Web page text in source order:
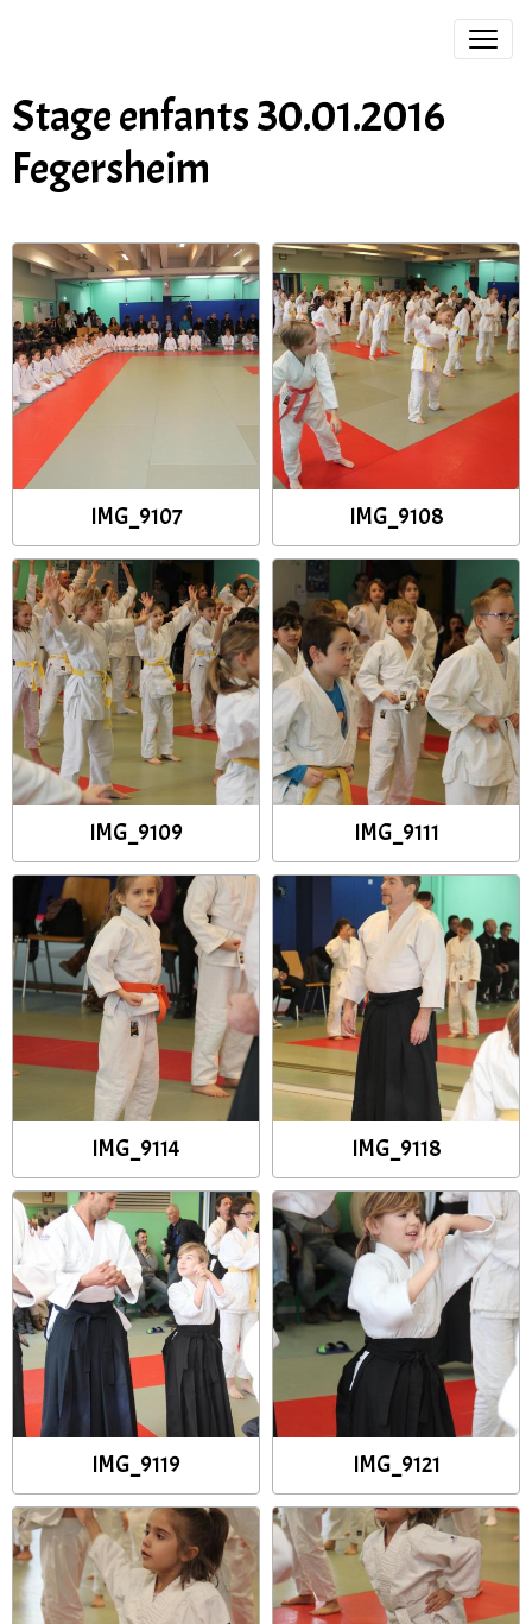
Stage enfants 30.01.2016
Fegersheim
IMG_9107 IMG_9108
IMG_9109 IMG_9111
IMG_9114 IMG_9118
IMG_9119 IMG_9121